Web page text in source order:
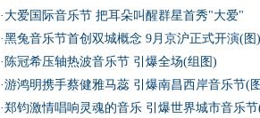
· 大爱国际音乐节 把耳朵叫醒群星首秀"大爱"
·黑兔音乐节首创双城概念 9月京沪正式开演(图)
· 陈冠希压轴热波音乐节 引爆全场(组图)
·游鸿明携手蔡健雅马蕊 引爆南昌西岸音乐节(
·郑钧激情唱响灵魂的音乐 引爆世界城市音乐